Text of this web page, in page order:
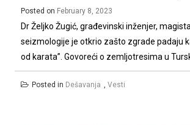
Posted on February 8, 2023
Dr Željko Žugić, građevinski inženjer,
seizmologije je otkrio zašto zgrade padaju
od karata”. Govoreći o zemljotresima u
Posted in Dešavanja Vesti